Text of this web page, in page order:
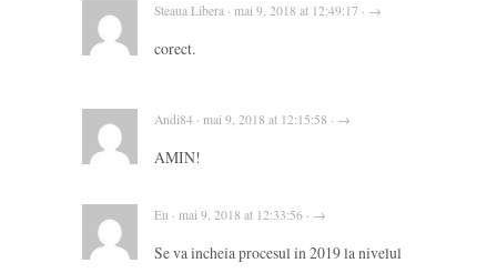
Steaua Libera · mai 9, 2018 at 12:49:17 · →
corect.
Andi84 · mai 9, 2018 at 12:15:58 · →
AMIN!
Eu · mai 9, 2018 at 12:33:56 · →
Se va incheia procesul in 2019 la nivelul